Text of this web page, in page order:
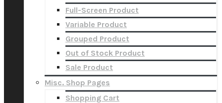
Full-Screen Product
Variable Product
Grouped Product
Out of Stock Product
Sale Product
Misc. Shop Pages
Shopping Cart